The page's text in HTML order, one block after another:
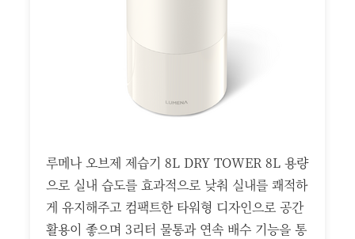
루메나 오브제 제습기 8L DRY TOWER 8L 용량
으로 실내 습도를 효과적으로 낮춰 실내를 쾌적하
게 유지해주고 컴팩트한 타워형 디자인으로 공간
활용이 좋으며 3리터 물통과 연속 배수 기능을 통